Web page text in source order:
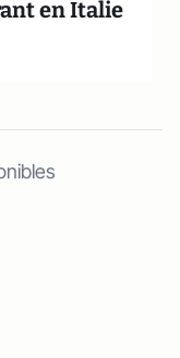
en Italie